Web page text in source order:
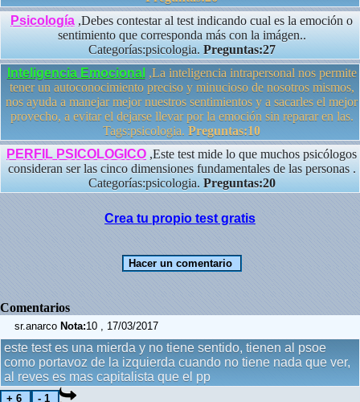
Psicología ,Debes contestar al test indicando cual es la emoción o
sentimiento que corresponda más con la imágen..
Categorías:psicologia. Preguntas:27
Inteligencia Emocional ,La inteligencia intrapersonal nos permite
tener un autoconocimiento preciso y minucioso de nosotros mismos,
nos ayuda a manejar mejor nuestros sentimientos y a sacarles el mejor
provecho, a evitar el dejarse llevar por la emoción sin reparar en las.
Tags:psicologia. Preguntas:10
PERFIL PSICOLOGICO ,Este test mide lo que muchos psicólogos
consideran ser las cinco dimensiones fundamentales de las personas .
Categorías:psicologia. Preguntas:20
Crea tu propio test gratis
Comentarios
sr.anarco Nota:10 , 17/03/2017
este test es una mierda y no tiene sentido, tienen al psoe
como portavoz de la izquierda cuando no tiene nada que ver,
al reves es mas capitalista que el pp